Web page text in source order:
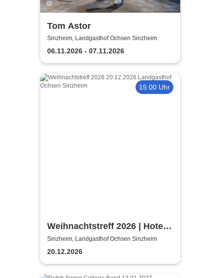
Tom Astor
Sinzheim, Landgasthof Ochsen Sinzheim
06.11.2026 - 07.11.2026
15:00 Uhr
Weihnachtstreff 2026 | Hotel
Landgasthof Ochsen
Sinzheim
Sinzheim, Landgasthof Ochsen Sinzheim
20.12.2026